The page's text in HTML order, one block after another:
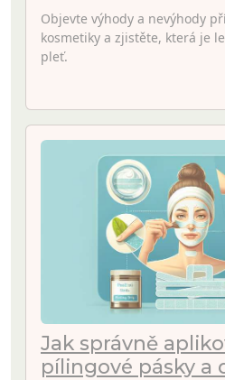
Objevte výhody a nevýhody
kosmetiky a zjistěte, která je
pleť.
Jak správně
pílingové pásky a